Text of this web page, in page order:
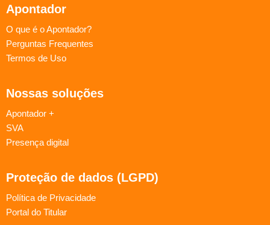
Apontador
O que é o Apontador?
Perguntas Frequentes
Termos de Uso
Nossas soluções
Apontador +
SVA
Presença digital
Proteção de dados (LGPD)
Política de Privacidade
Portal do Titular